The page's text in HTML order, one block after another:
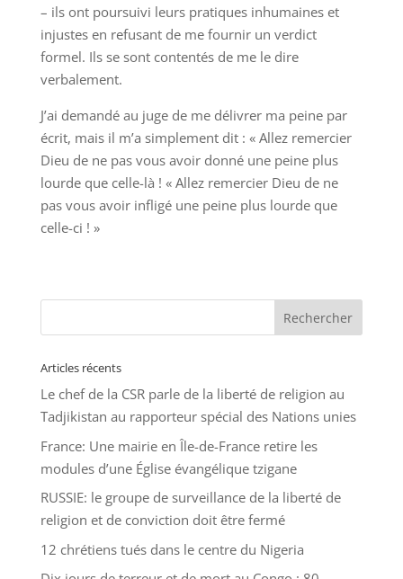
– ils ont poursuivi leurs pratiques inhumaines et
injustes en refusant de me fournir un verdict
formel. Ils se sont contentés de me le dire
verbalement.
J’ai demandé au juge de me délivrer ma peine par
écrit, mais il m’a simplement dit : « Allez remercier
Dieu de ne pas vous avoir donné une peine plus
lourde que celle-là ! « Allez remercier Dieu de ne
pas vous avoir infligé une peine plus lourde que
celle-ci ! »
Articles récents
Le chef de la CSR parle de la liberté de religion au
Tadjikistan au rapporteur spécial des Nations unies
France: Une mairie en Île-de-France retire les
modules d’une Église évangélique tzigane
RUSSIE: le groupe de surveillance de la liberté de
religion et de conviction doit être fermé
12 chrétiens tués dans le centre du Nigeria